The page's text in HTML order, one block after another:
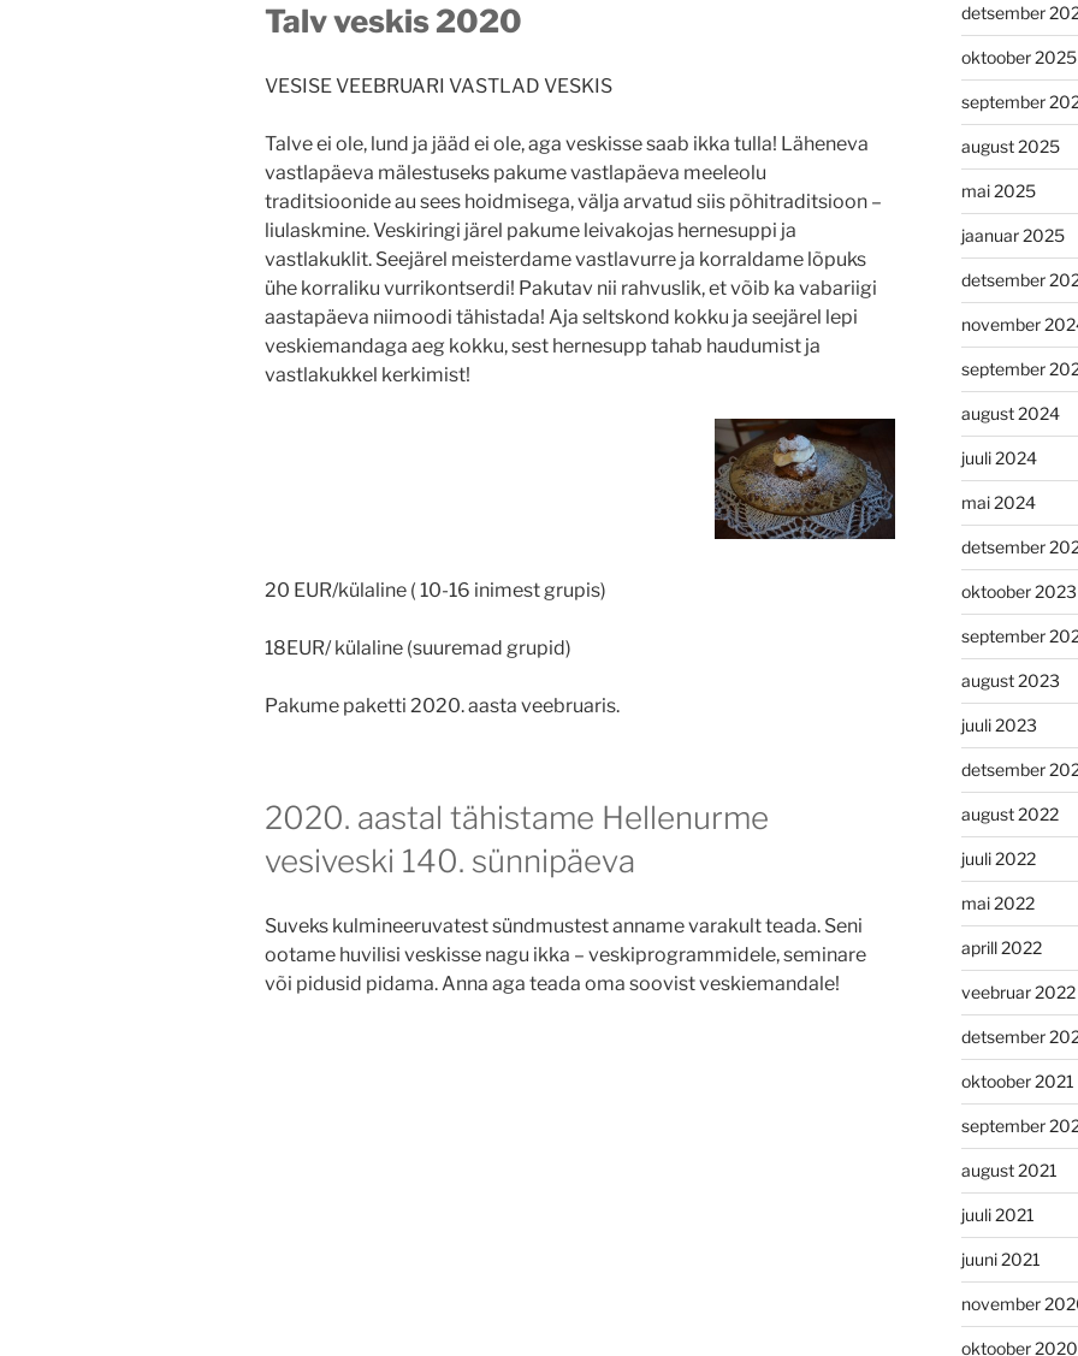
Talv veskis 2020
VESISE VEEBRUARI VASTLAD VESKIS
Talve ei ole, lund ja jääd ei ole, aga veskisse saab ikka tulla! Läheneva
vastlapäeva mälestuseks pakume vastlapäeva meeleolu
traditsioonide au sees hoidmisega, välja arvatud siis põhitraditsioon –
liulaskmine. Veskiringi järel pakume leivakojas hernesuppi ja
vastlakuklit. Seejärel meisterdame vastlavurre ja korraldame lõpuks
ühe korraliku vurrikontserdi! Pakutav nii rahvuslik, et võib ka vabariigi
aastapäeva niimoodi tähistada! Aja seltskond kokku ja seejärel lepi
veskiemandaga aeg kokku, sest hernesupp tahab haudumist ja
vastlakukkel kerkimist!
20 EUR/külaline ( 10-16 inimest grupis)
18EUR/ külaline (suuremad grupid)
Pakume paketti 2020. aasta veebruaris.
2020. aastal tähistame Hellenurme
vesiveski 140. sünnipäeva
Suveks kulmineeruvatest sündmustest anname varakult teada. Seni
ootame huvilisi veskisse nagu ikka – veskiprogrammidele, seminare
või pidusid pidama. Anna aga teada oma soovist veskiemandale!
detsember
oktoober 2025
september
august 2025
mai 2025
jaanuar 2025
detsember
november
september
august 2024
juuli 2024
mai 2024
detsember
oktoober 2023
september
august 2023
juuli 2023
detsember
august 2022
juuli 2022
mai 2022
aprill 2022
veebruar 2022
detsember
oktoober 2021
september
august 2021
juuli 2021
juuni 2021
november
oktoober 2020